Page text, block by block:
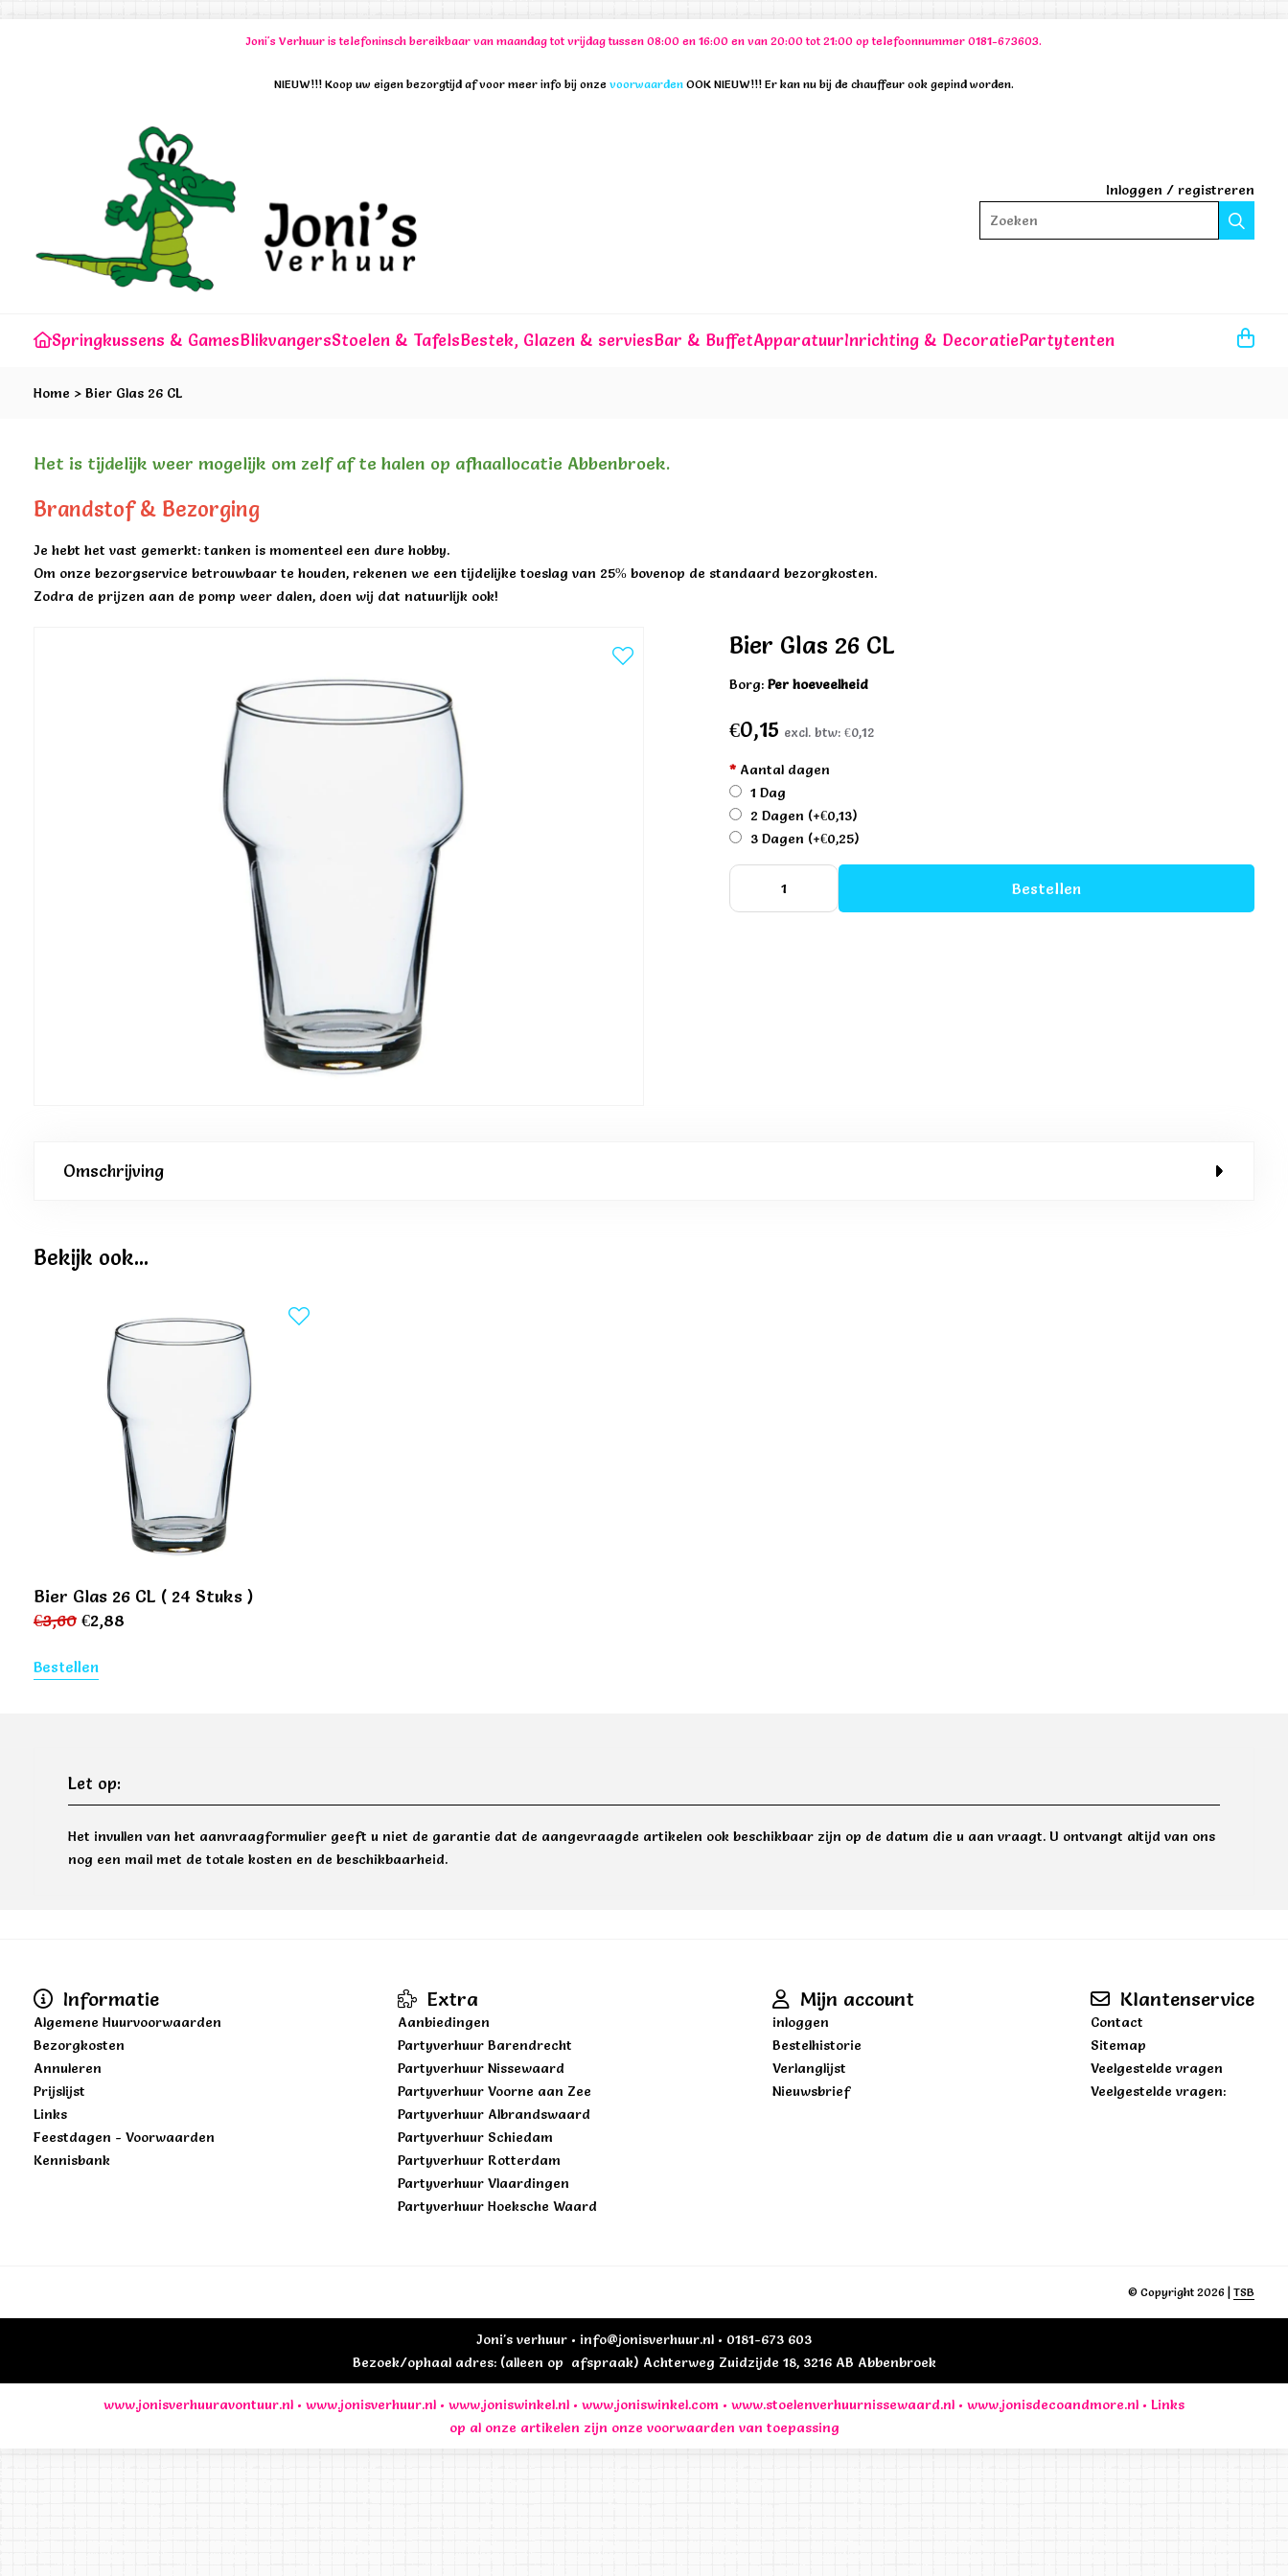
Joni's Verhuur is telefoninsch bereikbaar van maandag tot vrijdag tussen 08:00 en 16:00 en van 20:00 tot 21:00 op telefoonnummer 0181-673603.
NIEUW!!! Koop uw eigen bezorgtijd af voor meer info bij onze voorwaarden OOK NIEUW!!! Er kan nu bij de chauffeur ook gepind worden.
Inloggen / registreren
Zoeken
Springkussens & GamesBlikvangersStoelen & TafelsBestek, Glazen & serviesBar & BuffetApparatuurInrichting & DecoratiePartytenten
Home > Bier Glas 26 CL
Het is tijdelijk weer mogelijk om zelf af te halen op afhaallocatie Abbenbroek.
Brandstof & Bezorging
Je hebt het vast gemerkt: tanken is momenteel een dure hobby.
Om onze bezorgservice betrouwbaar te houden, rekenen we een tijdelijke toeslag van 25% bovenop de standaard bezorgkosten.
Zodra de prijzen aan de pomp weer dalen, doen wij dat natuurlijk ook!
Bier Glas 26 CL
Borg:Per hoeveelheid
€0,15 excl. btw:€0,12
* Aantal dagen
1 Dag
2 Dagen (+€0,13)
3 Dagen (+€0,25)
Bestellen
Omschrijving
Bekijk ook...
Bier Glas 26 CL ( 24 Stuks )
€3,60 €2,88
Bestellen
Let op:
Het invullen van het aanvraagformulier geeft u niet de garantie dat de aangevraagde artikelen ook beschikbaar zijn op de datum die u aan vraagt. U ontvangt altijd van ons
nog een mail met de totale kosten en de beschikbaarheid.
Informatie
Algemene Huurvoorwaarden
Bezorgkosten
Annuleren
Prijslijst
Links
Feestdagen - Voorwaarden
Kennisbank
Extra
Aanbiedingen
Partyverhuur Barendrecht
Partyverhuur Nissewaard
Partyverhuur Voorne aan Zee
Partyverhuur Albrandswaard
Partyverhuur Schiedam
Partyverhuur Rotterdam
Partyverhuur Vlaardingen
Partyverhuur Hoeksche Waard
Mijn account
inloggen
Bestelhistorie
Verlanglijst
Nieuwsbrief
Klantenservice
Contact
Sitemap
Veelgestelde vragen
Veelgestelde vragen:
© Copyright 2026 | TSB
Joni's verhuur • info@jonisverhuur.nl • 0181-673 603
Bezoek/ophaal adres: (alleen op afspraak) Achterweg Zuidzijde 18, 3216 AB Abbenbroek
www.jonisverhuuravontuur.nl • www.jonisverhuur.nl • www.joniswinkel.nl • www.joniswinkel.com • www.stoelenverhuurnissewaard.nl • www.jonisdecoandmore.nl • Links
op al onze artikelen zijn onze voorwaarden van toepassing